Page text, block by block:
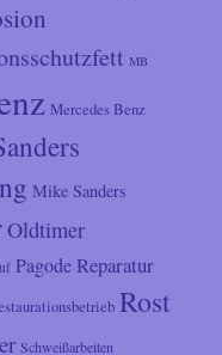
MB
Mercedes Benz
Mike Sanders
Oldtimer
PagodeReparatur
Rost
Schweißarbeiten